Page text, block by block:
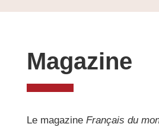
Magazine
Le magazineFrançais du